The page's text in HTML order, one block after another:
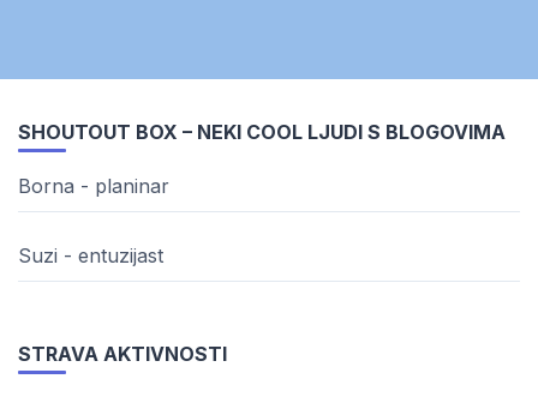
SHOUTOUT BOX – NEKI COOL LJUDI S BLOGOVIMA
Borna - planinar
Suzi - entuzijast
STRAVA AKTIVNOSTI